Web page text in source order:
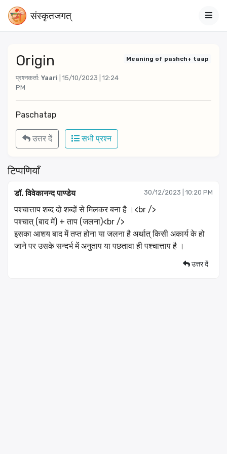
संस्‍कृतजगत्
Origin
प्रश्नकर्ता: Yaari | 15/10/2023 | 12:24
PM
Meaning of pashch+ taap
Paschatap
उत्तर दें सभी प्रश्न
टिप्पणियाँ
डॉ. विवेकानन्द पाण्डेय 30/12/2023 | 10:20 PM
पश्चात्ताप शब्द दो शब्दों से मिलकर बना है ।<br />
पश्चात् (बाद में) + ताप (जलना)<br />
इसका आशय बाद में तप्त होना या जलना है अर्थात् किसी अकार्य के हो
जाने पर उसके सन्दर्भ में अनुताप या पछतावा ही पश्चात्ताप है ।
उत्तर दें